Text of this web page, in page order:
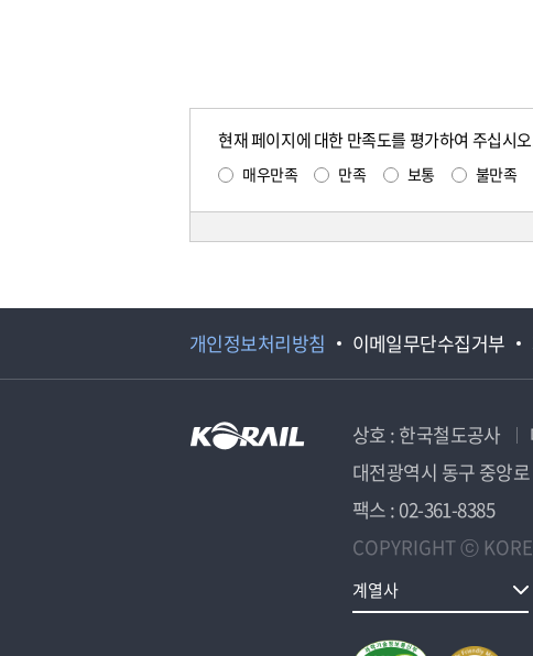
현재 페이지에 대한 만족도를 평가하여 주십시
매우만족 만족 보통 불만족
개인정보처리방침 이메일무단수집거부
상호 : 한국철도공사
대전광역시 동구 중앙
팩스 : 02-361-8385
COPYRIGHT ⓒ
계열사